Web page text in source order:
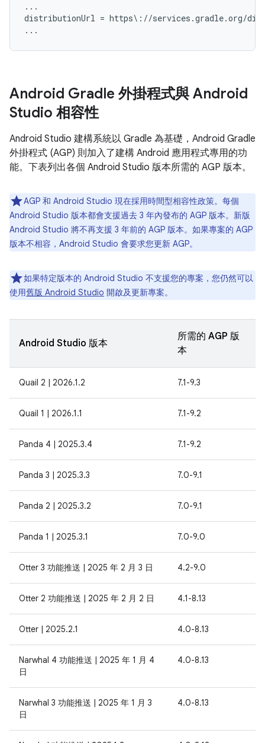
...
distributionUrl = https\://services.gradle.org/
Android Gradle 外掛程式與 Android
Studio 相容性
Android Studio 建構系統以 Gradle 為基礎，Android Gradle
外掛程式 (AGP) 則加入了建構 Android 應用程式專用的功
能。下表列出各個 Android Studio 版本所需的 AGP 版本。
AGP 和 Android Studio 現在採用時間型相容性政策。每個
Android Studio 版本都會支援過去 3 年內發布的 AGP 版本。新版
Android Studio 將不再支援 3 年前的 AGP 版本。如果專案的 AGP
版本不相容，Android Studio 會要求您更新 AGP。
如果特定版本的 Android Studio 不支援您的專案，您仍然可以
使用舊版 Android Studio 開啟及更新專案。
Android Studio 版本
所需的 AGP 版
本
Quail 2 | 2026.1.2 7.1-9.3
Quail 1 | 2026.1.1 7.1-9.2
Panda 4 | 2025.3.4 7.1-9.2
Panda 3 | 2025.3.3 7.0-9.1
Panda 2 | 2025.3.2 7.0-9.1
Panda 1 | 2025.3.1 7.0-9.0
Otter 3 功能推送 | 2025 年 2 月 3 日 4.2-9.0
Otter 2 功能推送 | 2025 年 2 月 2 日 4.1-8.13
Otter | 2025.2.1 4.0-8.13
Narwhal 4 功能推送 | 2025 年 1 月 4
日
4.0-8.13
Narwhal 3 功能推送 | 2025 年 1 月 3
日
4.0-8.13